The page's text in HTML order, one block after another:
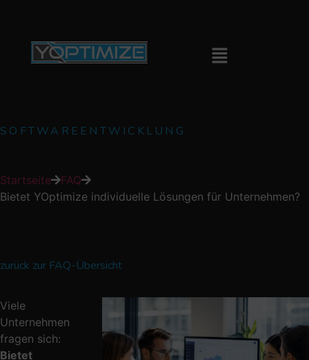
SOFTWAREENTWICKLUNG
Startseite
FAQ
Bietet YOptimize individuelle Lösungen für Unternehmen?
zurück zur FAQ-Übersicht
Viele
Unternehmen
fragen sich:
Bietet